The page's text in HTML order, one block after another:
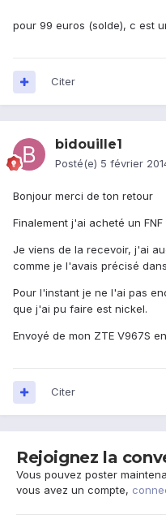
pour 99 euros (solde), c est
Citer
bidouille1
Posté(e) 5 février
Bonjour merci de ton retour
Finalement j'ai acheté un FNF
Je viens de la recevoir, j'ai
comme je l'avais précisé
Pour l'instant je ne l'ai pas
que j'ai pu faire est nickel.
Envoyé de mon ZTE V967S
Citer
Rejoignez la
Vous pouvez poster
vous avez un compte,